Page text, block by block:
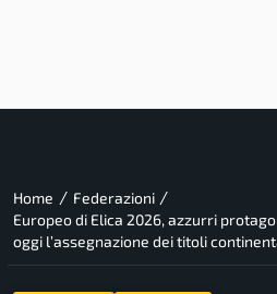
Home / Federazioni /
Europeo di Elica 2026, azzurri
oggi l’assegnazione dei titoli